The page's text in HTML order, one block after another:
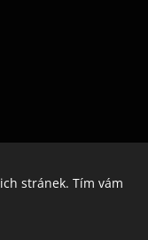
stránek. Tím vám